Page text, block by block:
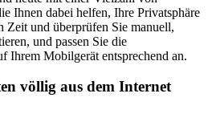
Ihnen dabei helfen, Ihre Privatsphäre
Zeit und überprüfen Sie manuell,
und passen Sie die
Ihrem Mobilgerät entsprechend an.
völlig aus dem Internet